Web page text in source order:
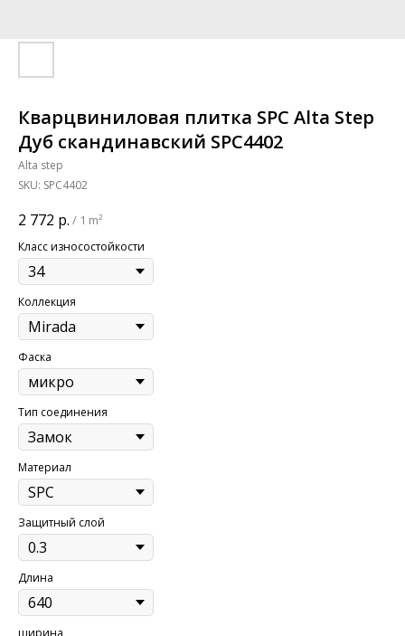
Кварцвиниловая плитка SPC Alta Step
Дуб скандинавский SPC4402
Alta step
SKU: SPC4402
2 772 р. / 1 m²
Класс износостойкости
Коллекция
Фаска
Тип соединения
Материал
Защитный слой
Длина